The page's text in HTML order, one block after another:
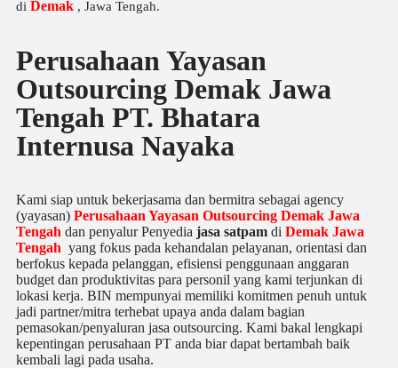
di Demak , Jawa Tengah.
Perusahaan Yayasan
Outsourcing Demak Jawa
Tengah PT. Bhatara
Internusa Nayaka
Kami siap untuk bekerjasama dan bermitra sebagai agency
(yayasan) Perusahaan Yayasan Outsourcing Demak Jawa
Tengah dan penyalur Penyedia jasa satpam di Demak Jawa
Tengah yang fokus pada kehandalan pelayanan, orientasi dan
berfokus kepada pelanggan, efisiensi penggunaan anggaran
budget dan produktivitas para personil yang kami terjunkan di
lokasi kerja. BIN mempunyai memiliki komitmen penuh untuk
jadi partner/mitra terhebat upaya anda dalam bagian
pemasokan/penyaluran jasa outsourcing. Kami bakal lengkapi
kepentingan perusahaan PT anda biar dapat bertambah baik
kembali lagi pada usaha.